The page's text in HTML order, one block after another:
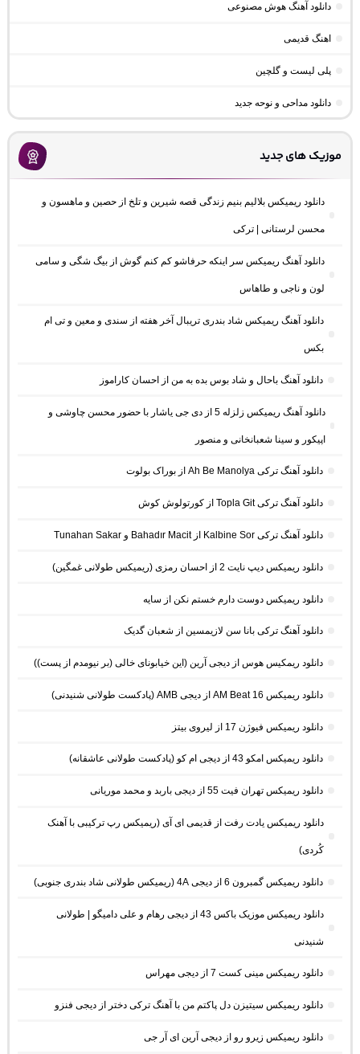
دانلود آهنگ هوش مصنوعی
اهنگ قدیمی
پلی لیست و گلچین
دانلود مداحی و نوحه جدید
موزیک های جدید
دانلود ریمیکس بلالیم بنیم زندگی قصه شیرین و تلخ از حصین و ماهسون و
محسن لرستانی | ترکی
دانلود آهنگ ریمیکس سر اینکه حرفاشو کم کنم گوش از بیگ شگی و سامی
لون و ناجی و طاهاس
دانلود آهنگ ریمیکس شاد بندری تریبال آخر هفته از سندی و معین و تی ام
بکس
دانلود آهنگ باحال و شاد بوس بده به من از احسان کاراموز
دانلود آهنگ ریمیکس زلزله 5 از دی جی یاشار با حضور محسن چاوشی و
اپیکور و سینا شعبانخانی و منصور
دانلود آهنگ ترکی Ah Be Manolya از بوراک بولوت
دانلود آهنگ ترکی Topla Git از کورتولوش کوش
دانلود آهنگ ترکی Kalbine Sor از Bahadır Macit و Tunahan Sakar
دانلود ریمیکس دیپ نایت 2 از احسان رمزی (ریمیکس طولانی غمگین)
دانلود ریمیکس دوست دارم خستم نکن از سایه
دانلود آهنگ ترکی بانا سن لازیمسین از شعبان گدیک
دانلود ریمکیس هوس از دیجی آرین (این خیابونای خالی (بر نیومدم از پست))
دانلود ریمیکس AM Beat 16 از دیجی AMB (پادکست طولانی شنیدنی)
دانلود ریمیکس فیوژن 17 از لیروی بیتز
دانلود ریمیکس امکو 43 از دیجی ام کو (پادکست طولانی عاشقانه)
دانلود ریمیکس تهران فیت 55 از دیجی باربد و محمد موریانی
دانلود ریمیکس یادت رفت از قدیمی ای آی (ریمیکس رپ ترکیبی با آهنک
کُردی)
دانلود ریمیکس گمبرون 6 از دیجی 4A (ریمیکس طولانی شاد بندری جنوبی)
دانلود ریمیکس موزیک باکس 43 از دیجی رهام و علی دامیگو | طولانی
شنیدنی
دانلود ریمیکس مینی کست 7 از دیجی مهراس
دانلود ریمیکس سیتیزن دل پاکتم من با آهنگ ترکی دختر از دیجی فنزو
دانلود ریمیکس زیرو رو از دیجی آرین ای آر جی